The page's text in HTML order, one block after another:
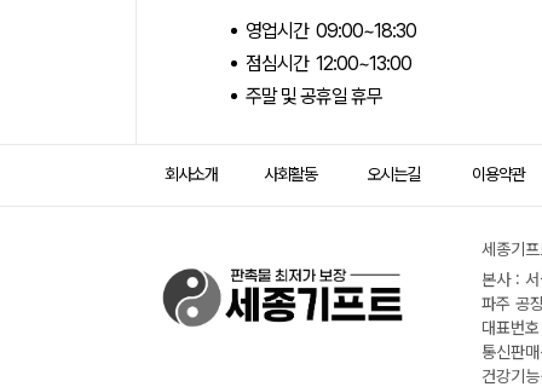
영업시간 09:00~18:30
점심시간 12:00~13:00
주말 및 공휴일 휴무
회사소개 사회활동 오시는길 이용약관
세종기
본사 :
파주 공
대표번
통신판
건강기